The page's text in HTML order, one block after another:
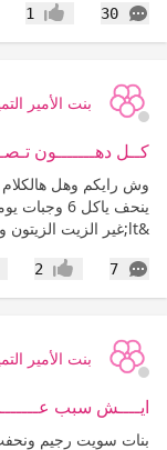
30
التعليقات إعجاب1
بنت الأمير
كــل دهـــــــون
وش رايكم وهل
ينحف ياكل
&lt;غير الزيت الزيتون والشحم &gt; هل ممكن تنحف
7
التعليقات إعجاب2
بنت الأمير
ايــــش سبب